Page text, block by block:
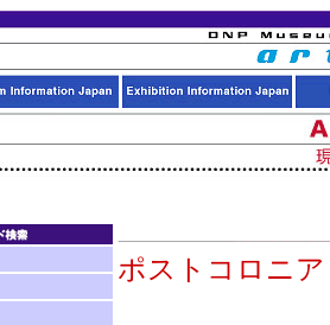
ポストコロニ